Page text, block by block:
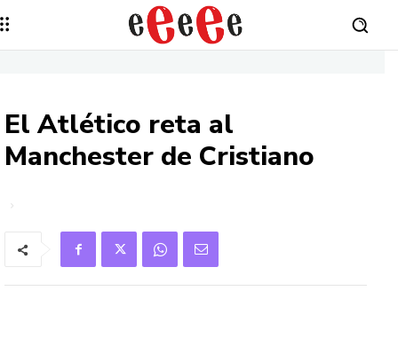
El Atlético reta al
Manchester de Cristiano